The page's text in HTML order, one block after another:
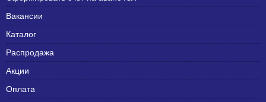
Вакансии
Каталог
Распродажа
Акции
Оплата